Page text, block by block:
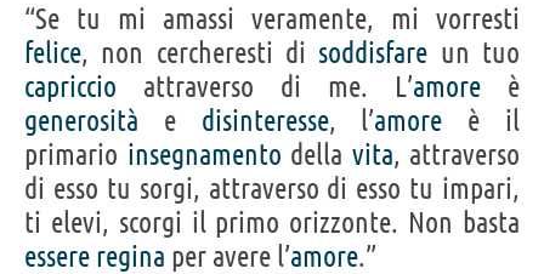
“Se tu mi amassi veramente, mi vorresti
felice, non cercheresti di soddisfare un tuo
capriccio attraverso di me. L’amore è
generosità e disinteresse, l’amore è il
primario insegnamento della vita, attraverso
di esso tu sorgi, attraverso di esso tu impari,
ti elevi, scorgi il primo orizzonte. Non basta
essere regina per avere l’amore.”